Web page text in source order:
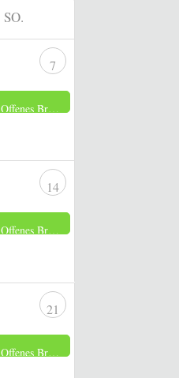
SO.
7
Offenes Brennerei Museum
14
Offenes Brennerei Museum
21
Offenes Brennerei Museum